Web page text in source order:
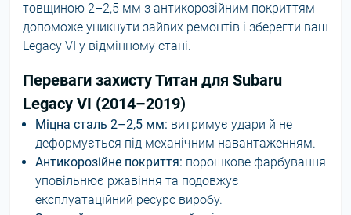
товщиною 2–2,5 мм з антикорозійним покриттям
допоможе уникнути зайвих ремонтів і зберегти ваш
Legacy VI у відмінному стані.
Переваги захисту Титан для Subaru
Legacy VI (2014–2019)
Міцна сталь 2–2,5 мм: витримує удари й не
деформується під механічним навантаженням.
Антикорозійне покриття: порошкове фарбування
уповільнює ржавіння та подовжує
експлуатаційний ресурс виробу.